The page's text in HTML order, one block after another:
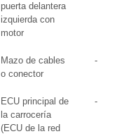
puerta delantera
izquierda con
motor
Mazo de cables
o conector
-
ECU principal de
la carrocería
(ECU de la red
-